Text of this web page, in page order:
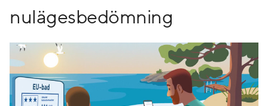
nulägesbedömning